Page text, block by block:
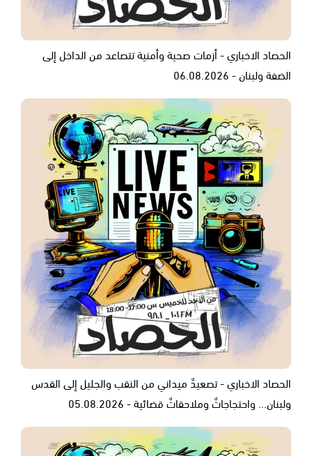
الحصاد الاخباري - أزمات صحية وأمنية تتصاعد من الداخل إلى
الضفة ولبنان - 06.08.2026
الحصاد الاخباري - تصعيدٌ ميداني من النقب والجليل إلى القدس
ولبنان... واحتجاجاتٌ وملاحقاتٌ قضائية - 05.08.2026